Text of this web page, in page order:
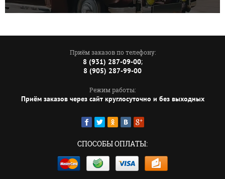
Приём заказов по телефону:
8 (931) 287-09-00;
8 (905) 287-99-00
Режим работы:
Приём заказов через сайт круглосуточно и без выходных
СПОСОБЫ ОПЛАТЫ: